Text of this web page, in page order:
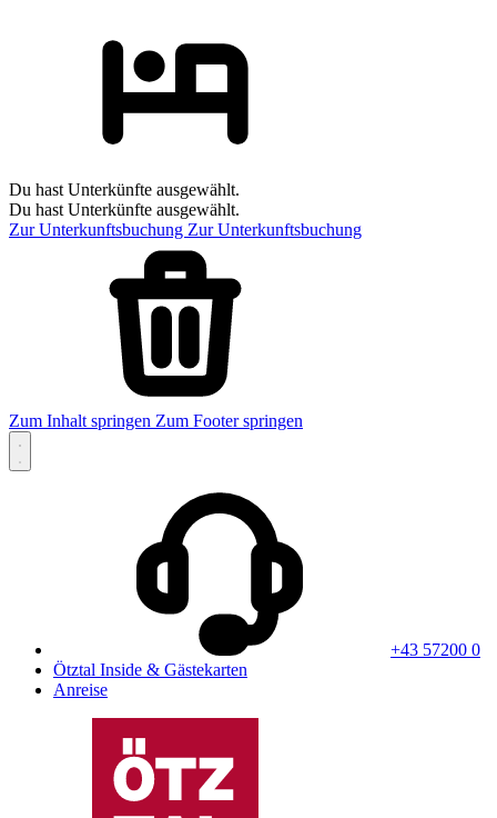
Du hast Unterkünfte ausgewählt.
Du hast Unterkünfte ausgewählt.
Zur Unterkunftsbuchung Zur Unterkunftsbuchung
Zum Inhalt springen Zum Footer springen
+43 57200 0
Ötztal Inside & Gästekarten
Anreise